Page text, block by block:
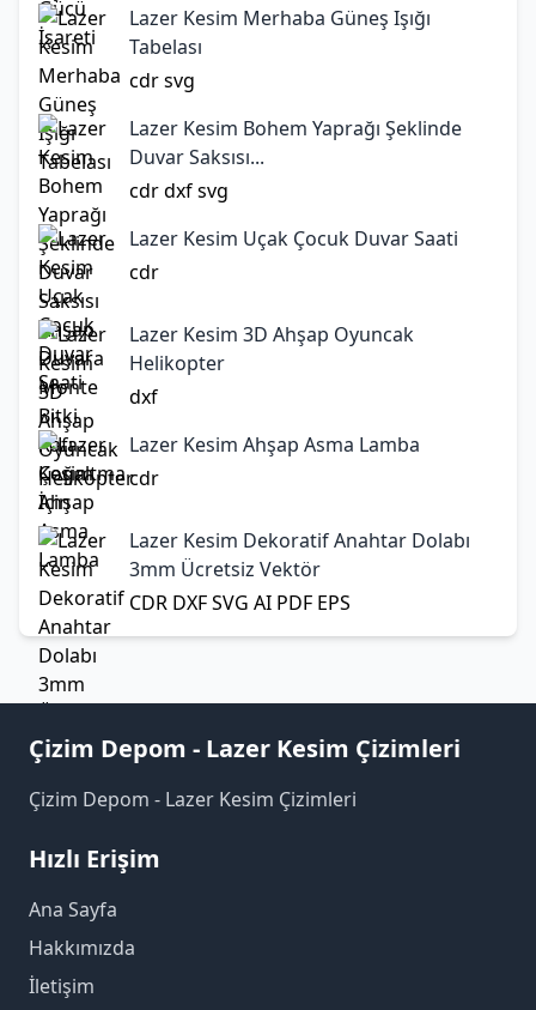
Lazer Kesim Merhaba Güneş Işığı
Tabelası
cdrsvg
Lazer Kesim Bohem Yaprağı Şeklinde
Duvar Saksısı...
cdrdxfsvg
Lazer Kesim Uçak Çocuk Duvar Saati
cdr
Lazer Kesim 3D Ahşap Oyuncak
Helikopter
dxf
Lazer Kesim Ahşap Asma Lamba
cdr
Lazer Kesim Dekoratif Anahtar Dolabı
3mm Ücretsiz Vektör
CDR DXFSVG AI PDF EPS
Çizim Depom - Lazer Kesim Çizimleri
Çizim Depom - Lazer Kesim Çizimleri
Hızlı Erişim
Ana Sayfa
Hakkımızda
İletişim